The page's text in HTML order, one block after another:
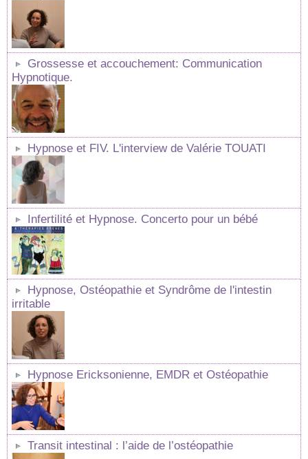
Grossesse et accouchement: Communication
Hypnotique.
Hypnose et FIV. L'interview de Valérie TOUATI
Infertilité et Hypnose. Concerto pour un bébé
Hypnose, Ostéopathie et Syndrôme de l'intestin
irritable
Hypnose Ericksonienne, EMDR et Ostéopathie
Transit intestinal : l’aide de l’ostéopathie